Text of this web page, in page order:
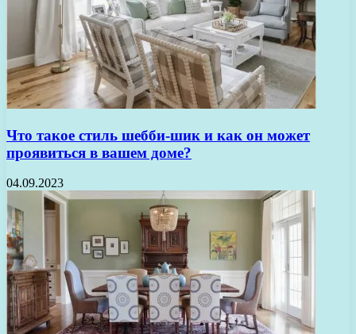
Что такое стиль шебби-шик и как он может
проявиться в вашем доме?
04.09.2023